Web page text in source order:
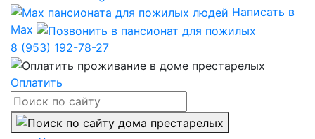
Написать в
Max
8 (953) 192-78-27
Оплатить